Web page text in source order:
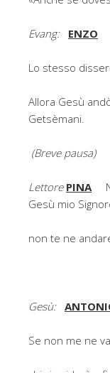
Evang: ENZO
Lo stesso
Allora Gesù
Getsèmani.
(Breve pausa)
Lettore PINA
Gesù mio
non te ne
Gesù:
Se non me ne